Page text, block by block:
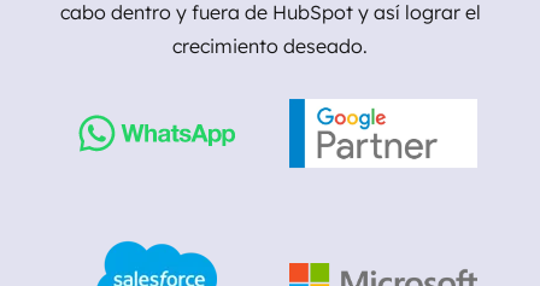
cabo dentro y fuera de HubSpot y así lograr el
crecimiento deseado.